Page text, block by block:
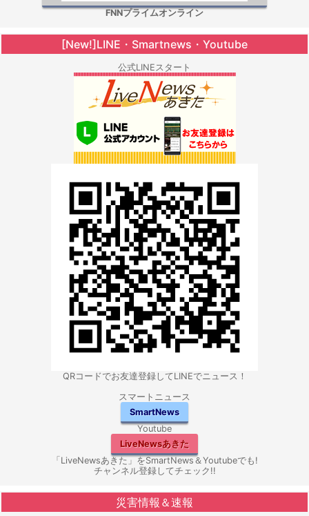
FNNプライムオンライン
[New!]LINE・Smartnews・Youtube
公式LINEスタート
QRコードでお友達登録してLINEでニュース！
スマートニュース
SmartNews
Youtube
LiveNewsあきた
「LiveNewsあきた」をSmartNews＆Youtubeでも!
チャンネル登録してチェック!!
災害情報＆速報